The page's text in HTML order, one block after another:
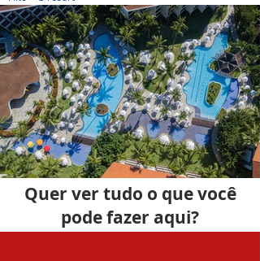
Quer ver tudo o que você
pode fazer aqui?